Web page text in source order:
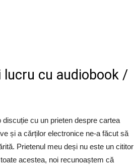
lucru cu audiobook /
cu un prieten despre cartea
și a cărților electronice ne-a făcut să
Prietenul meu deși nu este un cititor
acestea, noi recunoaștem că